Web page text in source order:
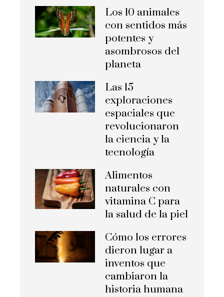
Los 10 animales
con sentidos más
potentes y
asombrosos del
planeta
Las 15
exploraciones
espaciales que
revolucionaron
la ciencia y la
tecnología
Alimentos
naturales con
vitamina C para
la salud de la piel
Cómo los errores
dieron lugar a
inventos que
cambiaron la
historia humana